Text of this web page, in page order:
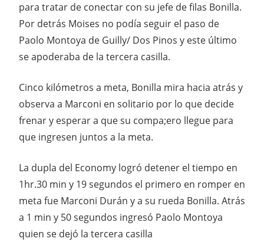
para tratar de conectar con su jefe de filas Bonilla.
Por detrás Moises no podía seguir el paso de
Paolo Montoya de Guilly/ Dos Pinos y este último
se apoderaba de la tercera casilla.
Cinco kilómetros a meta, Bonilla mira hacia atrás y
observa a Marconi en solitario por lo que decide
frenar y esperar a que su compa;ero llegue para
que ingresen juntos a la meta.
La dupla del Economy logró detener el tiempo en
1hr.30 min y 19 segundos el primero en romper en
meta fue Marconi Durán y a su rueda Bonilla. Atrás
a 1 min y 50 segundos ingresó Paolo Montoya
quien se dejó la tercera casilla